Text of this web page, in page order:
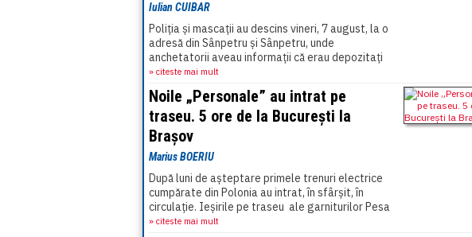
Iulian CUIBAR
Poliția și mascații au descins vineri, 7 august, la o
adresă din Sânpetru și Sânpetru, unde
anchetatorii aveau informații că erau depozitați
sute de baloți de lucernă furați de[...]
» citeste mai mult
Noile „Personale” au intrat pe
traseu. 5 ore de la București la
Brașov
Marius BOERIU
După luni de așteptare primele trenuri electrice
cumpărate din Polonia au intrat, în sfârșit, în
circulație. Ieșirile pe traseu ale garniturilor Pesa
nu au fost însă[...]
» citeste mai mult